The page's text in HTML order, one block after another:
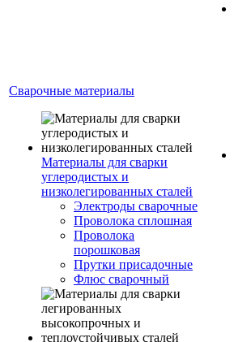
Сварочные материалы
Материалы для сварки
углеродистых и
низколегированных сталей
Электроды сварочные
Проволока сплошная
Проволока
порошковая
Прутки присадочные
Флюс сварочный